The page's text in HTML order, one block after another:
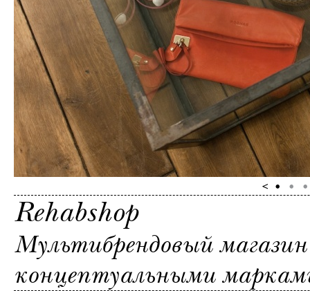
Rehabshop
Мультибрендовый
концептуальными